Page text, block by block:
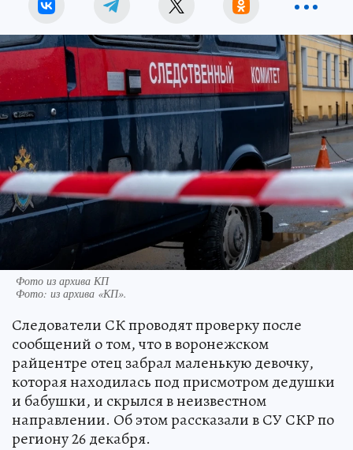
Фото из архива КП
Фото: из архива «КП».
Следователи СК проводят проверку после
сообщений о том, что в воронежском
райцентре отец забрал маленькую девочку,
которая находилась под присмотром дедушки
и бабушки, и скрылся в неизвестном
направлении. Об этом рассказали в СУ СКР по
региону 26 декабря.